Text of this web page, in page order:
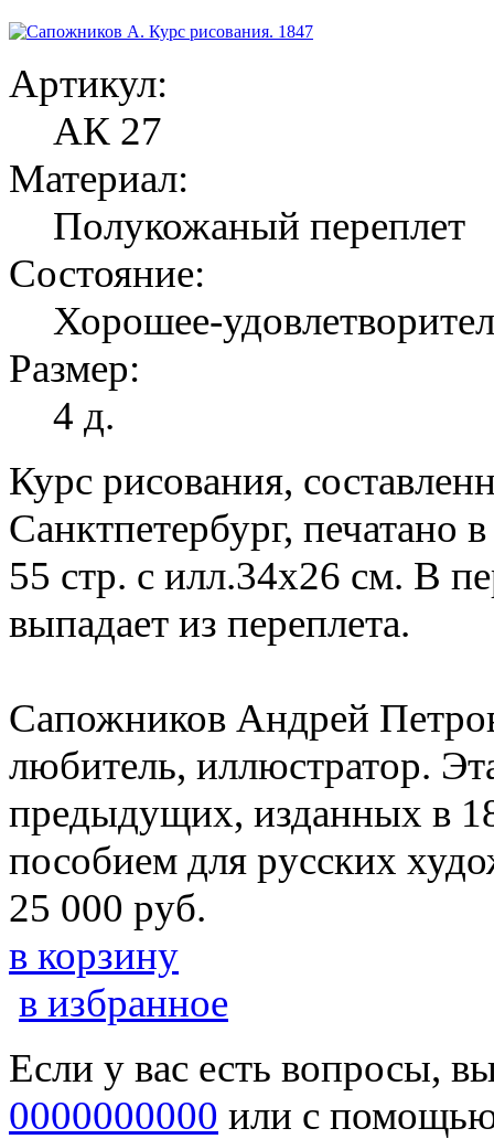
Артикул:
АК 27
Материал:
Полукожаный переплет
Состояние:
Хорошее-
Размер:
4 д.
Курс рисования,
Санктпетербург,
55 стр. с илл.34х26 см. В
выпадает из переплета.
Сапожников Андрей
любитель, иллюстратор.
предыдущих, изданных в
пособием для русских
25 000 руб.
в корзину
в избранное
Если у вас есть вопросы,
0000000000 или с